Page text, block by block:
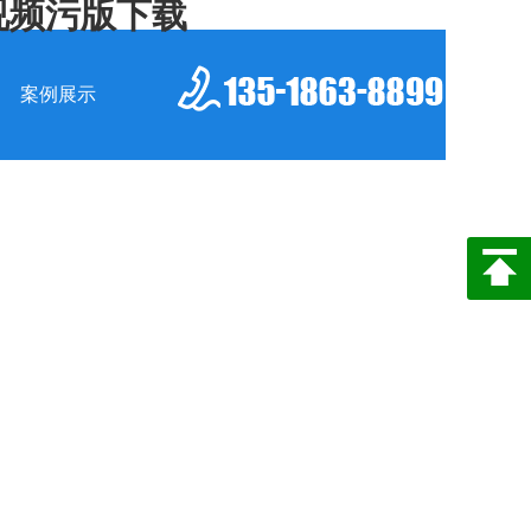
污版下载
案例展示